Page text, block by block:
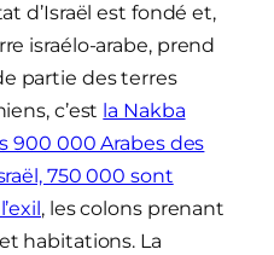
d’Israël est fondé et,
israélo-arabe, prend
partie des terres
c’est la Nakba
900 000 Arabes des
750 000 sont
, les colons prenant
habitations. La